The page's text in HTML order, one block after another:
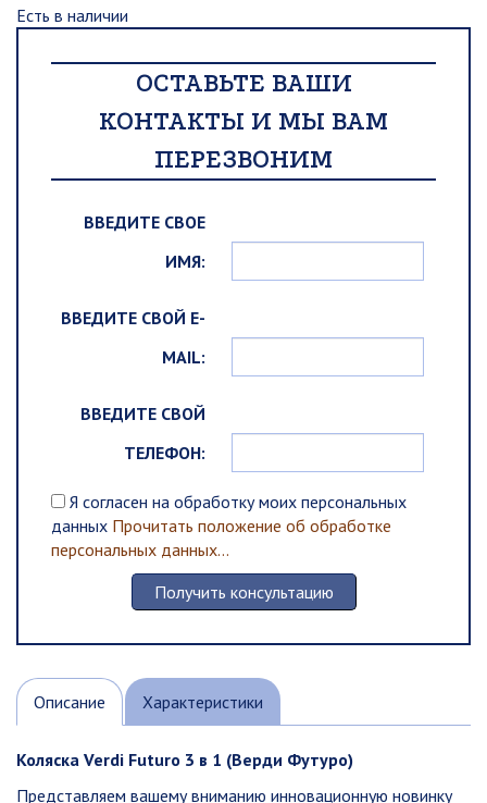
Есть в наличии
ОСТАВЬТЕ ВАШИ
КОНТАКТЫ И МЫ ВАМ
ПЕРЕЗВОНИМ
ВВЕДИТЕ СВОЕ
ИМЯ:
ВВЕДИТЕ СВОЙ E-
MAIL:
ВВЕДИТЕ СВОЙ
ТЕЛЕФОН:
Я согласен на обработку моих персональных
данных Прочитать положение об обработке
персональных данных...
Описание Характеристики
Коляска Verdi Futuro 3 в 1 (Верди Футуро)
Представляем вашему вниманию инновационную новинку